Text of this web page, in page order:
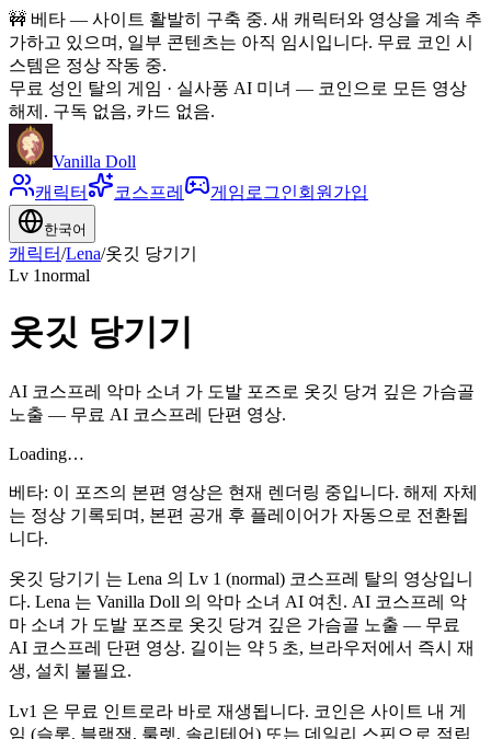
🚧 베타 — 사이트 활발히 구축 중. 새 캐릭터와 영상을 계속 추
가하고 있으며, 일부 콘텐츠는 아직 임시입니다. 무료 코인 시
스템은 정상 작동 중.
무료 성인 탈의 게임 · 실사풍 AI 미녀 — 코인으로 모든 영상
해제. 구독 없음, 카드 없음.
Vanilla Doll
캐릭터
코스프레 게임 로그인회원가입
한국어
캐릭터/Lena/옷깃 당기기
Lv 1normal
옷깃 당기기
AI 코스프레 악마 소녀 가 도발 포즈로 옷깃 당겨 깊은 가슴골
노출 — 무료 AI 코스프레 단편 영상.
Loading…
베타: 이 포즈의 본편 영상은 현재 렌더링 중입니다. 해제 자체
는 정상 기록되며, 본편 공개 후 플레이어가 자동으로 전환됩
니다.
옷깃 당기기 는 Lena 의 Lv 1 (normal) 코스프레 탈의 영상입니
다. Lena 는 Vanilla Doll 의 악마 소녀 AI 여친. AI 코스프레 악
마 소녀 가 도발 포즈로 옷깃 당겨 깊은 가슴골 노출 — 무료
AI 코스프레 단편 영상. 길이는 약 5 초, 브라우저에서 즉시 재
생, 설치 불필요.
Lv1 은 무료 인트로라 바로 재생됩니다. 코인은 사이트 내 게
임 (슬롯, 블랙잭, 룰렛, 솔리테어) 또는 데일리 스핀으로 적립